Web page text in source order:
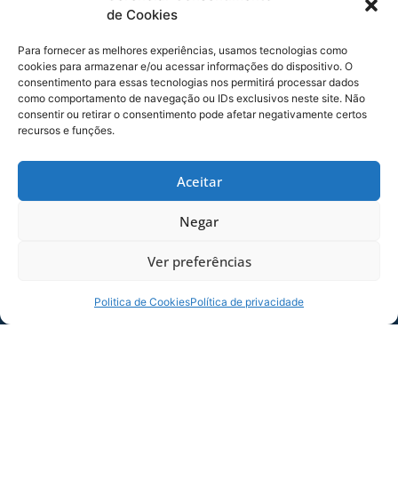
de Cookies
Para fornecer as melhores experiências, usamos tecnologias como
cookies para armazenar e/ou acessar informações do dispositivo. O
consentimento para essas tecnologias nos permitirá processar dados
como comportamento de navegação ou IDs exclusivos neste site. Não
consentir ou retirar o consentimento pode afetar negativamente certos
recursos e funções.
Aceitar
Negar
Ver preferências
Politica de CookiesPolítica de privacidade
Homenagem às cidades de SC –
Clube segue com a política de homenagear as
cidades catarinenses durante os jogos de
futebol. Para isso a camisa do goleiro avaiano
sempre traz estampada alguma imagem que
caracterize as cidades do Estado. No jogo contra
homenageia a cidade de Grão Pará que fica na
região do Vale de Tubarão.
COMPARTILHE ESSA NOTÍCIA
MAIS NOTÍCIAS